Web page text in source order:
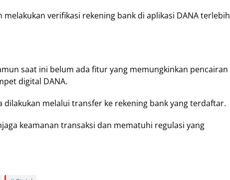
melakukan verifikasi rekening bank di aplikasi DANA terlebih
saat ini belum ada fitur yang memungkinkan pencairan
digital DANA.
dilakukan melalui transfer ke rekening bank yang terdaftar.
keamanan transaksi dan mematuhi regulasi yang